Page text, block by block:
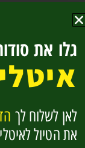
גלו את
לאן לשלוח לך
את הטיול